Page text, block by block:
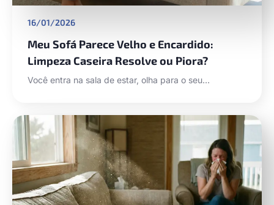
16/01/2026
Meu Sofá Parece Velho e Encardido:
Limpeza Caseira Resolve ou Piora?
Você entra na sala de estar, olha para o seu…